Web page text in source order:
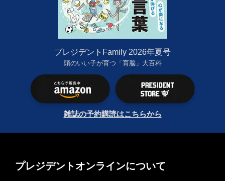
プレジデントFamily 2026年夏号
頭のいい子が育つ「育脳」大百科
雑誌の予約購読はこちらから
プレジデントオンラインについて